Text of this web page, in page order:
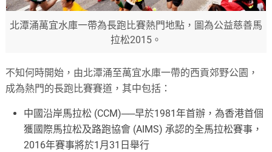
北潭涌萬宜水庫一帶為長跑比賽熱門地點，圖為公益慈善馬
拉松2015。
不知何時開始，由北潭涌至萬宜水庫一帶的西貢郊野公園，
成為熱門的長跑比賽賽道，其中包括：
中國沿岸馬拉松 (CCM)──早於1981年首辦，為香港首個
獲國際馬拉松及路跑協會 (AIMS) 承認的全馬拉松賽事，
2016年賽事將於1月31日舉行